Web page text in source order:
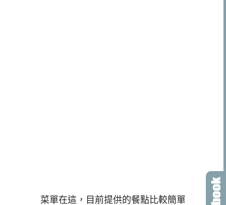
菜單在這，目前提供的餐點比較簡單